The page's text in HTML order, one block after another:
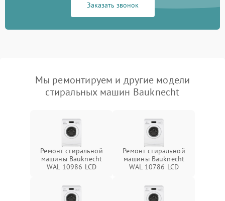
Заказать звонок
Мы ремонтируем и другие модели
стиральных машин Bauknecht
Ремонт стиральной
машины Bauknecht
WAL 10986 LCD
Ремонт стиральной
машины Bauknecht
WAL 10786 LCD